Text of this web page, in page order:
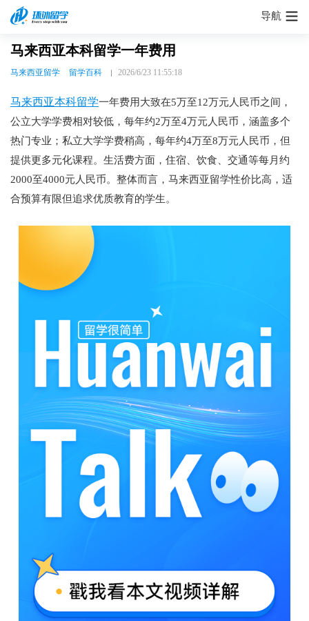
导航
马来西亚本科留学一年费用
马来西亚留学 留学百科 2026/6/23 11:55:18
马来西亚本科留学一年费用大致在5万至12万元人民币之间，
公立大学学费相对较低，每年约2万至4万元人民币，涵盖多个
热门专业；私立大学学费稍高，每年约4万至8万元人民币，但
提供更多元化课程。生活费方面，住宿、饮食、交通等每月约
2000至4000元人民币。整体而言，马来西亚留学性价比高，适
合预算有限但追求优质教育的学生。